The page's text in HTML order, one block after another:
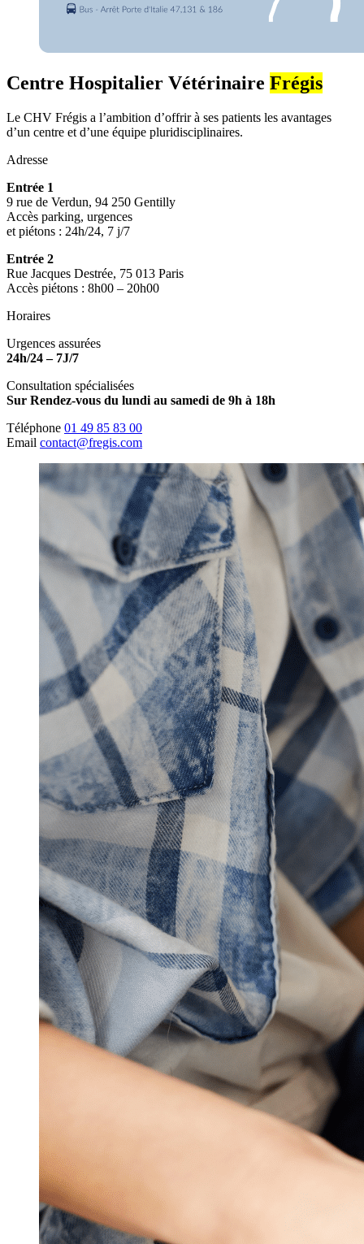
Centre Hospitalier Vétérinaire Frégis
Le CHV Frégis a l’ambition d’offrir à ses patients les avantages
d’un centre et d’une équipe pluridisciplinaires.
Adresse
Entrée 1
9 rue de Verdun, 94 250 Gentilly
Accès parking, urgences
et piétons : 24h/24, 7 j/7
Entrée 2
Rue Jacques Destrée, 75 013 Paris
Accès piétons : 8h00 – 20h00
Horaires
Urgences assurées
24h/24 – 7J/7
Consultation spécialisées
Sur Rendez-vous du lundi au samedi de 9h à 18h
Téléphone 01 49 85 83 00
Email contact@fregis.com